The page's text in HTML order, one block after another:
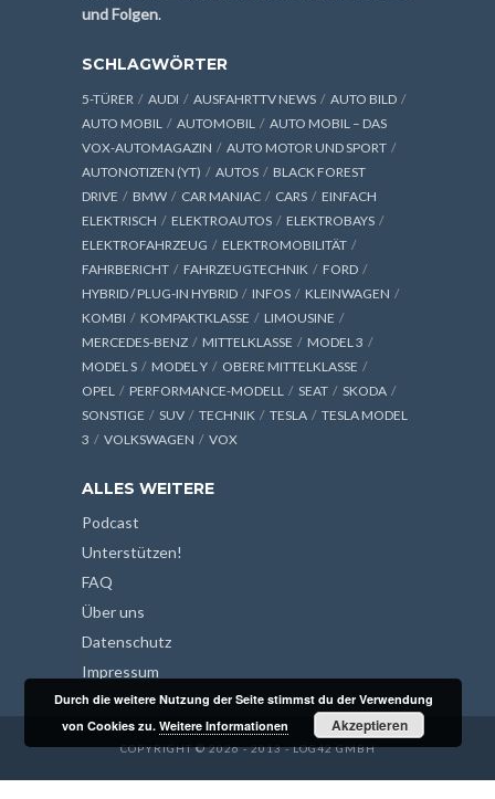
und Folgen.
SCHLAGWÖRTER
5-TÜRER AUDI AUSFAHRTTV NEWS
AUTO BILD
AUTO MOBIL
AUTOMOBIL
AUTO MOBIL – DAS
VOX-AUTOMAGAZIN
AUTO MOTOR UND SPORT
AUTONOTIZEN (YT)
AUTOS
BLACK FOREST
DRIVE
BMW CAR MANIAC CARS
EINFACH
ELEKTRISCH
ELEKTROAUTOS
ELEKTROBAYS
ELEKTROFAHRZEUG
ELEKTROMOBILITÄT
FAHRBERICHT
FAHRZEUGTECHNIK
FORD
HYBRID / PLUG-IN HYBRID
INFOS
KLEINWAGEN
KOMBI
KOMPAKTKLASSE
LIMOUSINE
MERCEDES-BENZ
MITTELKLASSE
MODEL 3
MODEL S
MODEL Y
OBERE MITTELKLASSE
OPEL
PERFORMANCE-MODELL SEAT
SKODA
SONSTIGE
SUV TECHNIK TESLA
TESLA MODEL
3
VOLKSWAGEN VOX
ALLES WEITERE
Podcast
Unterstützen!
FAQ
Über uns
Datenschutz
Impressum
COPYRIGHT © 2026 - 2013 - LOG42 GMBH
Durch die weitere Nutzung der Seite stimmst du der Verwendung
von Cookies zu.Weitere Informationen Akzeptieren